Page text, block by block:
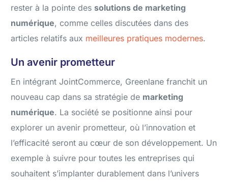
rester à la pointe des solutions de marketing
numérique, comme celles discutées dans des
articles relatifs aux meilleures pratiques modernes.
Un avenir prometteur
En intégrant JointCommerce, Greenlane franchit un
nouveau cap dans sa stratégie de marketing
numérique. La société se positionne ainsi pour
explorer un avenir prometteur, où l’innovation et
l’efficacité seront au cœur de son développement. Un
exemple à suivre pour toutes les entreprises qui
souhaitent s’implanter durablement dans l’univers